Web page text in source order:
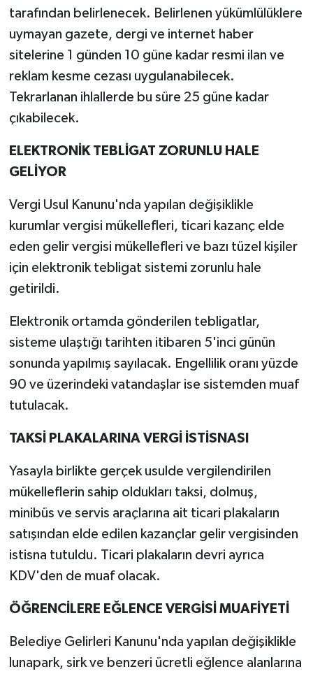
tarafından belirlenecek. Belirlenen yükümlülüklere
uymayan gazete, dergi ve internet haber
sitelerine 1 günden 10 güne kadar resmi ilan ve
reklam kesme cezası uygulanabilecek.
Tekrarlanan ihlallerde bu süre 25 güne kadar
çıkabilecek.
ELEKTRONİK TEBLİGAT ZORUNLU HALE
GELİYOR
Vergi Usul Kanunu'nda yapılan değişiklikle
kurumlar vergisi mükellefleri, ticari kazanç elde
eden gelir vergisi mükellefleri ve bazı tüzel kişiler
için elektronik tebligat sistemi zorunlu hale
getirildi.
Elektronik ortamda gönderilen tebligatlar,
sisteme ulaştığı tarihten itibaren 5'inci günün
sonunda yapılmış sayılacak. Engellilik oranı yüzde
90 ve üzerindeki vatandaşlar ise sistemden muaf
tutulacak.
TAKSİ PLAKALARINA VERGİ İSTİSNASI
Yasayla birlikte gerçek usulde vergilendirilen
mükelleflerin sahip oldukları taksi, dolmuş,
minibüs ve servis araçlarına ait ticari plakaların
satışından elde edilen kazançlar gelir vergisinden
istisna tutuldu. Ticari plakaların devri ayrıca
KDV'den de muaf olacak.
ÖĞRENCİLERE EĞLENCE VERGİSİ MUAFİYETİ
Belediye Gelirleri Kanunu'nda yapılan değişiklikle
lunapark, sirk ve benzeri ücretli eğlence alanlarına